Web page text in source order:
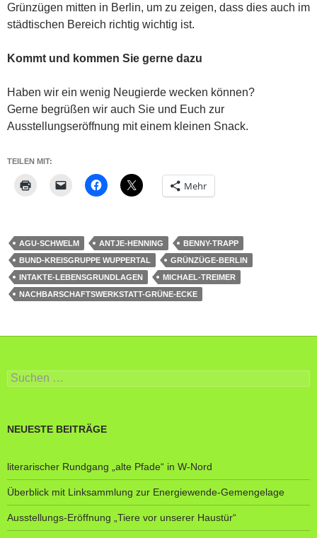
Grünzügen mitten in Berlin, um zu zeigen, dass dies auch im
städtischen Bereich richtig wichtig ist.
Kommt und kommen Sie gerne dazu
Haben wir ein wenig Neugierde wecken können?
Gerne begrüßen wir auch Sie und Euch zur
Ausstellungseröffnung mit einem kleinen Snack.
TEILEN MIT:
Mehr
AGU-SCHWELM ANTJE-HENNING
BENNY-TRAPP
BUND-KREISGRUPPE WUPPERTAL
GRÜNZÜGE-BERLIN
INTAKTE-LEBENSGRUNDLAGEN
MICHAEL-TREIMER
NACHBARSCHAFTSWERKSTATT-GRÜNE-ECKE
Suche
nach:
NEUESTE BEITRÄGE
literarischer Rundgang „alte Pfade“ in W-Nord
Überblick mit Linksammlung zur Energiewende-Gemengelage
Ausstellungs-Eröffnung „Tiere vor unserer Haustür“